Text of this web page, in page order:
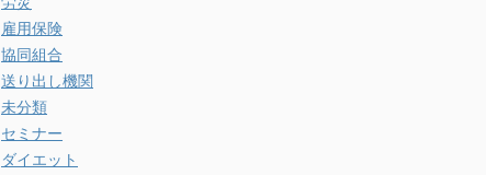
雇用保険
協同組合
送り出し機関
未分類
セミナー
ダイエット